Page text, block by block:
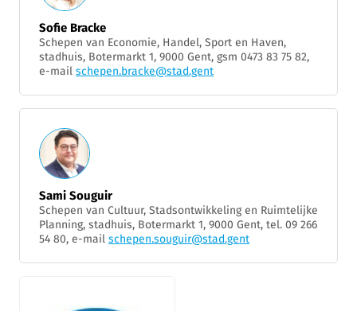
Sofie Bracke
Schepen van Economie, Handel, Sport en Haven,
stadhuis, Botermarkt 1, 9000 Gent, gsm 0473 83 75 82,
e-mail schepen.bracke@stad.gent
Sami Souguir
Schepen van Cultuur, Stadsontwikkeling en Ruimtelijke
Planning, stadhuis, Botermarkt 1, 9000 Gent, tel. 09 266
54 80, e-mail schepen.souguir@stad.gent